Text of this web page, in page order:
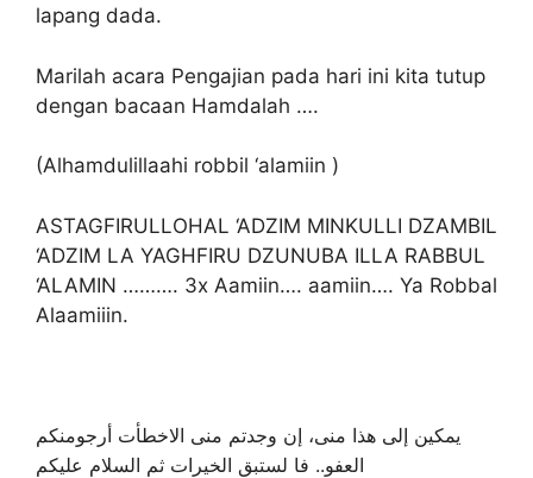
lapang dada.
Marilah acara Pengajian pada hari ini kita tutup
dengan bacaan Hamdalah ….
(Alhamdulillaahi robbil ‘alamiin )
ASTAGFIRULLOHAL ‘ADZIM MINKULLI DZAMBIL
‘ADZIM LA YAGHFIRU DZUNUBA ILLA RABBUL
‘ALAMIN ………. 3x Aamiin…. aamiin…. Ya Robbal
Alaamiiin.
يمكين إلى ھذا منى، إن وجدتم منى الاخطأت أرجومنكم
العفو.. فا لستبق الخيرات ثم السلام عليكم